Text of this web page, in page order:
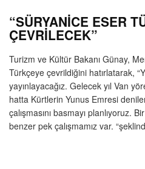
“SÜRYANİCE ESER
ÇEVRİLECEK”
Turizm ve Kültür Bakanı Günay,
Türkçeye çevrildiğini hatırlatarak,
yayınlayacağız. Gelecek yıl Van
hatta Kürtlerin Yunus Emresi
çalışmasını basmayı planlıyoruz.
benzer pek çalışmamız var.